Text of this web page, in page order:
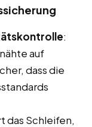
:
auf
dass die
das Schleifen,